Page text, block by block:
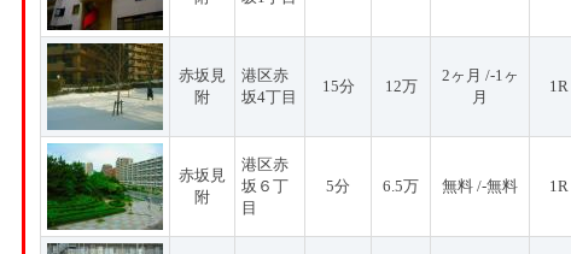
赤坂見
附
港区赤
坂4丁目
15分 12万
2ヶ月 /-1ヶ
月
1R
赤坂見
附
港区赤
坂６丁
目
5分 6.5万 無料 /-無料 1R